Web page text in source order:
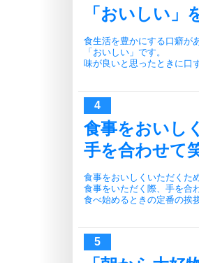
「おいしい」
食生活を豊かにする口癖が
「おいしい」です。
味が良いと思ったときに口
食事をおいし
手を合わせて
食事をおいしくいただくた
食事をいただく際、手を合
食べ始めるときの定番の挨